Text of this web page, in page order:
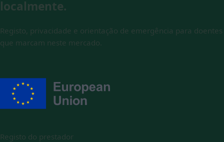
localmente.
Registo, privacidade e orientação de emergência para doentes
que marcam neste mercado.
Registo do prestador